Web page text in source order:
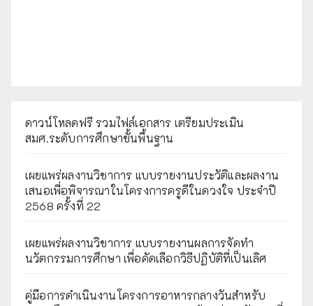
ดาวน์โหลดฟรี รวมไฟล์เอกสาร เตรียมประเมิน
สมศ.ระดับการศึกษาขั้นพื้นฐาน
เผยแพร่ผลงานวิชาการ แบบรายงานประวัติและผลงาน
เสนอเพื่อพิจารณาในโครงการครูดีในดวงใจ ประจำปี
2568 ครั้งที่ 22
เผยแพร่ผลงานวิชาการ แบบรายงานผลการจัดทำ
นวัตกรรมการศึกษา เพื่อคัดเลือกวิธีปฏิบัติที่เป็นเลิศ
คู่มือการดำเนินงานโครงการอาหารกลางวันสำหรับ